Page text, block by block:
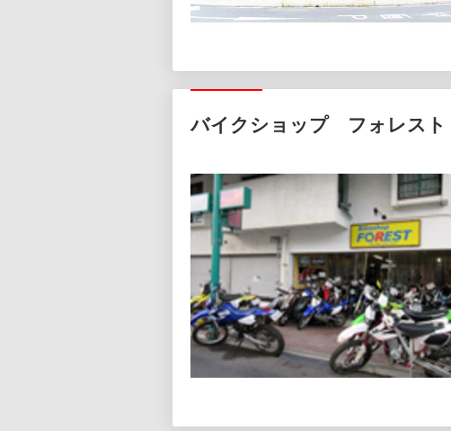
バイクショップ フォレスト